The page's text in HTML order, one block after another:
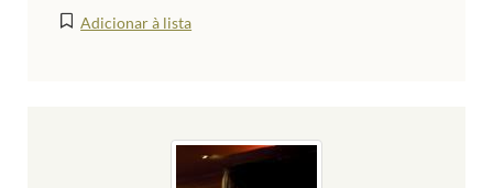
Adicionar à lista